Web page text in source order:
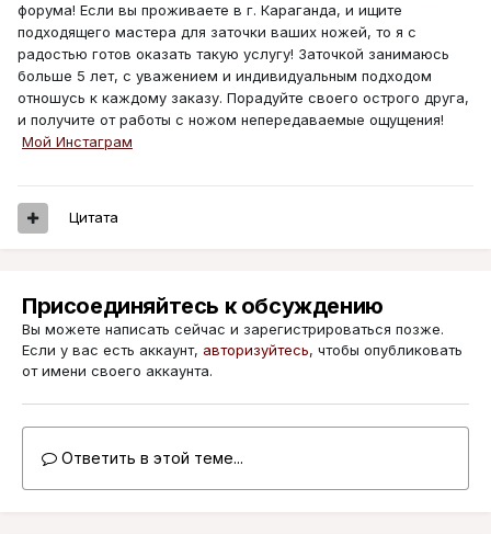
форума! Если вы проживаете в г. Караганда, и ищите
подходящего мастера для заточки ваших ножей, то я с
радостью готов оказать такую услугу! Заточкой занимаюсь
больше 5 лет, с уважением и индивидуальным подходом
отношусь к каждому заказу. Порадуйте своего острого друга,
и получите от работы с ножом непередаваемые ощущения!
Мой Инстаграм
Цитата
Присоединяйтесь к обсуждению
Вы можете написать сейчас и зарегистрироваться позже.
Если у вас есть аккаунт, авторизуйтесь, чтобы опубликовать
от имени своего аккаунта.
Ответить в этой теме...